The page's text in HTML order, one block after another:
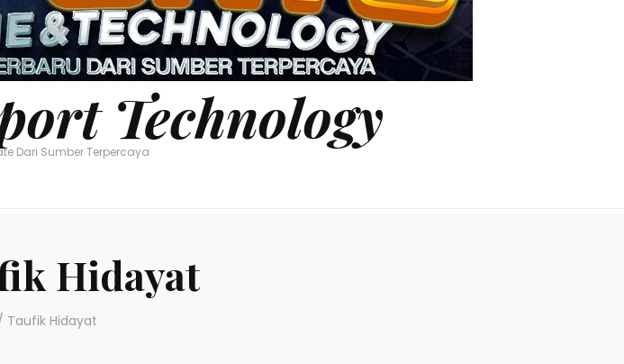
Technology
Dari Sumber Terpercaya
Hidayat
Taufik Hidayat